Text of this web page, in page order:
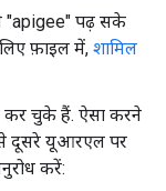
"apigee" पढ़ सके
फ़ाइल में, शामिल
कर चुके हैं. ऐसा करने
से दूसरे यूआरएल पर
करें: